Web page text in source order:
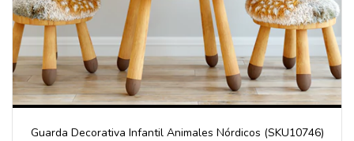
Guarda Decorativa Infantil Animales Nórdicos (SKU10746)